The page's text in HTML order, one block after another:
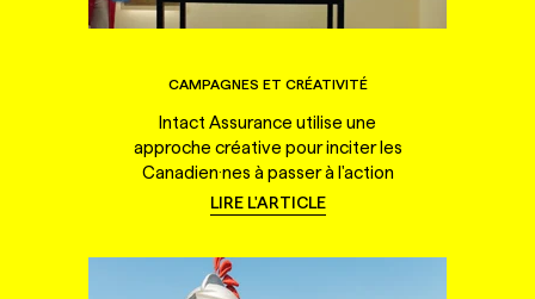
CAMPAGNES ET CRÉATIVITÉ
Intact Assurance utilise une
approche créative pour inciter les
Canadien·nes à passer à l'action
LIRE L'ARTICLE